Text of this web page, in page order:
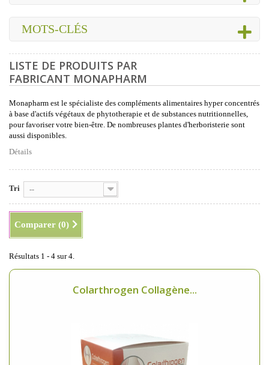
MOTS-CLÉS
LISTE DE PRODUITS PAR
FABRICANT MONAPHARM
Monapharm est le spécialiste des compléments alimentaires hyper concentrés
à base d'actifs végétaux de phytotherapie et de substances nutritionnelles,
pour favoriser votre bien-être. De nombreuses plantes d'herboristerie sont
aussi disponibles.
Détails
Tri --
Comparer (0)
Résultats 1 - 4 sur 4.
Colarthrogen Collagène...